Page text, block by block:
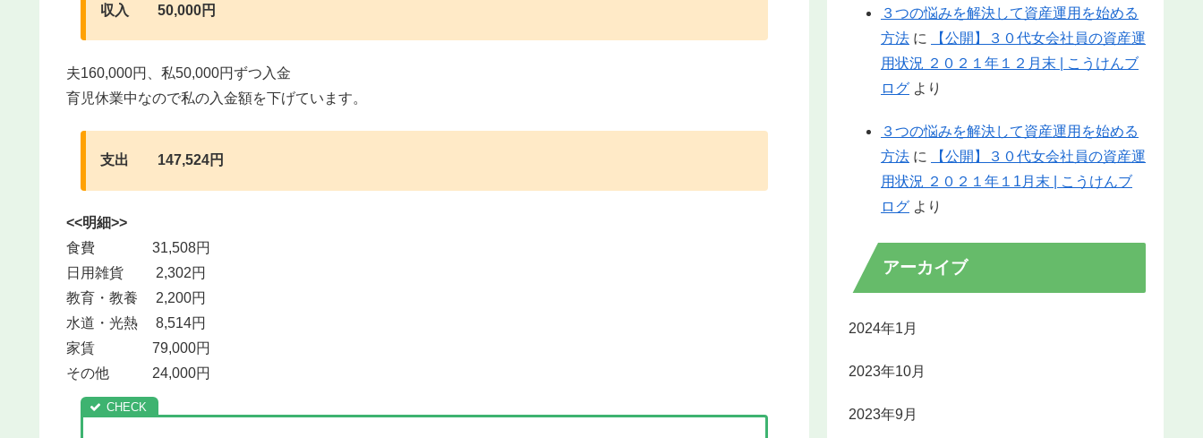
収入 50,000円
夫160,000円、私50,000円ずつ入金
育児休業中なので私の入金額を下げています。
支出 147,524円
<<明細>>
食費 31,508円
日用雑貨 2,302円
教育・教養 2,200円
水道・光熱 8,514円
家賃 79,000円
その他 24,000円
３つの悩みを解決して資産運用を始める
方法 に
【公開】３０代女会社員の資産運
用状況 ２０２１年１２月末 | こうけんブ
ログ より
３つの悩みを解決して資産運用を始める
方法 に
【公開】３０代女会社員の資産運
用状況 ２０２１年１1月末 | こうけんブ
ログ より
アーカイブ
2024年1月
2023年10月
2023年9月